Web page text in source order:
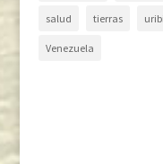
salud tierras
Venezuela